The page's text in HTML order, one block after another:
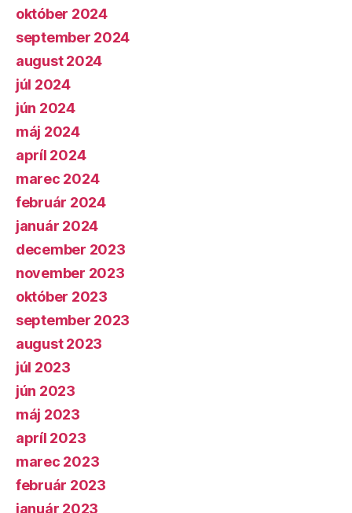
október 2024
september 2024
august 2024
júl 2024
jún 2024
máj 2024
apríl 2024
marec 2024
február 2024
január 2024
december 2023
november 2023
október 2023
september 2023
august 2023
júl 2023
jún 2023
máj 2023
apríl 2023
marec 2023
február 2023
január 2023